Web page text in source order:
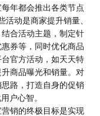
年都会推出各类节点
活动是商家提升销量、
合活动主题，制定针
券等，同时优化商品
官方活动，如天天特
商品曝光和销量。对
路，打造自身的促销
户心智。
销的终极目标是实现